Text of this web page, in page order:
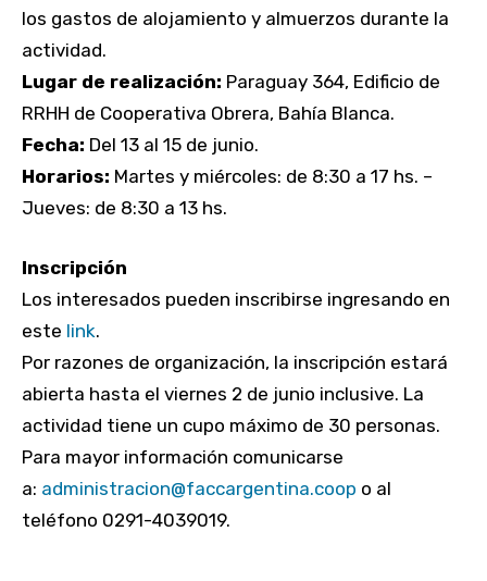
los gastos de alojamiento y almuerzos durante la
actividad.
Lugar de realización: Paraguay 364, Edificio de
RRHH de Cooperativa Obrera, Bahía Blanca.
Fecha: Del 13 al 15 de junio.
Horarios: Martes y miércoles: de 8:30 a 17 hs. –
Jueves: de 8:30 a 13 hs.
Inscripción
Los interesados pueden inscribirse ingresando en
este link.
Por razones de organización, la inscripción estará
abierta hasta el viernes 2 de junio inclusive. La
actividad tiene un cupo máximo de 30 personas.
Para mayor información comunicarse
a: administracion@faccargentina.coop o al
teléfono 0291-4039019.